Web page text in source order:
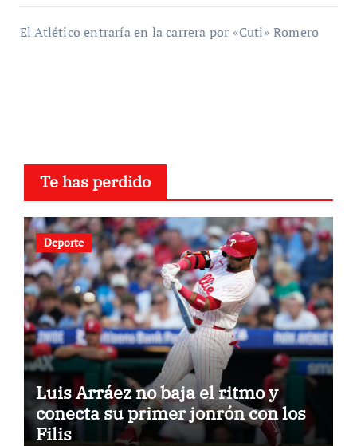
El Atlético entraría en la carrera por «Cuti» Romero
Te has perdido
Deporte
Luis Arráez no baja el ritmo y
conecta su primer jonrón con los
Filis